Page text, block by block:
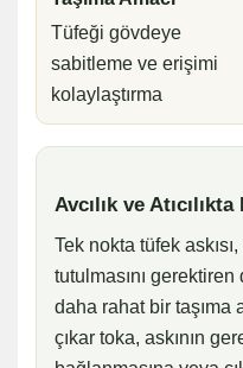
Tüfeği gövdeye
sabitleme ve erişimi
kolaylaştırma
Avcılık ve
Tek nokta tüfek
tutulmasını gerektiren
daha rahat bir taşıma
çıkar toka, askının